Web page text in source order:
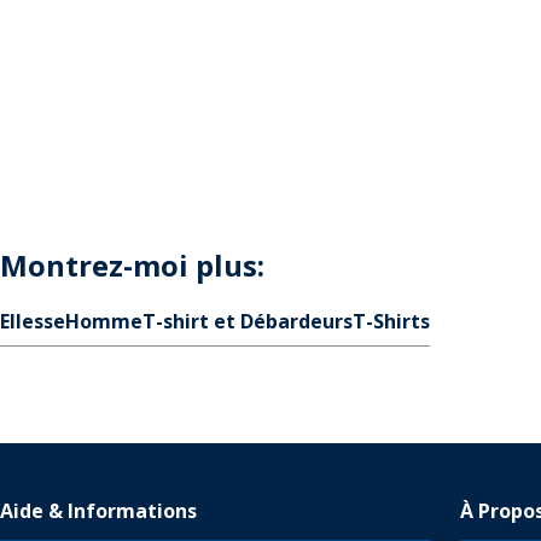
Montrez-moi plus:
EllesseHommeT-shirt et DébardeursT-Shirts
Aide & Informations À